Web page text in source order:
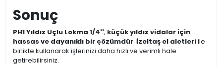
Sonuç
PH1 Yıldız Uçlu Lokma 1/4'', küçük yıldız vidalar için
hassas ve dayanıklı bir çözümdür. İzeltaş el aletleriile
birlikte kullanarak işlerinizi daha hızlı ve verimli hale
getirebilirsiniz.